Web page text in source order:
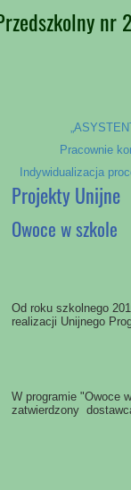
nr
Pracownie
Indywidualizacja
Projekty Unijne
Owoce w szkole
Od roku szkolnego
realizacji Unijnego
W programie "Owoce
zatwierdzony